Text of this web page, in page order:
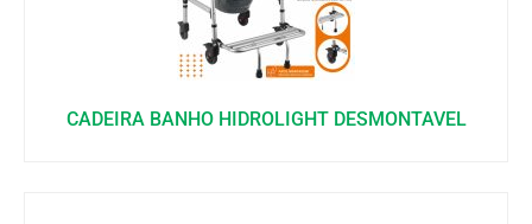
CADEIRA BANHO HIDROLIGHT DESMONTAVEL